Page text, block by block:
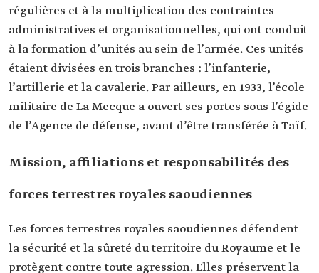
régulières et à la multiplication des contraintes
administratives et organisationnelles, qui ont conduit
à la formation d’unités au sein de l’armée. Ces unités
étaient divisées en trois branches : l’infanterie,
l’artillerie et la cavalerie. Par ailleurs, en 1933, l’école
militaire de La Mecque a ouvert ses portes sous l’égide
de l’Agence de défense, avant d’être transférée à Taïf.
Mission, affiliations et responsabilités des
forces terrestres royales saoudiennes
Les forces terrestres royales saoudiennes défendent
la sécurité et la sûreté du territoire du Royaume et le
protègent contre toute agression. Elles préservent la